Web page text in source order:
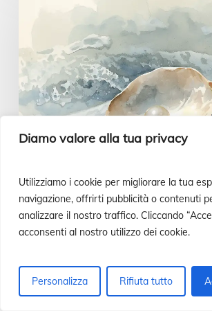
Diamo valore alla tua privacy
Utilizziamo i cookie per migliorare la tua
navigazione, offrirti pubblicità o contenuti
analizzare il nostro traffico. Cliccando
acconsenti al nostro utilizzo dei cookie.
Personalizza Rifiuta tutto
Vangelo alla mano
intelligente
|
Vangelo
del
26
luglio
Un cuore saggio e